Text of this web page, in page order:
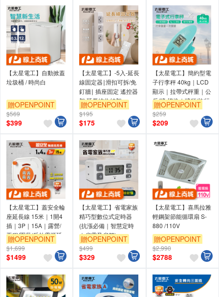
【太星電工】自動掀蓋
垃圾桶 / 時尚白
贈OPENPOINT
$569
$399
【太星電工】-5入-延長
線固定器∣滑扣可拆/免
釘牆∣ 插座固定 遙控器
架 延長線收納架
贈OPENPOINT
$195
$175
【太星電工】簡約型電
子行李秤 40kg｜LCD
顯示｜拉帶式秤重｜公
斤/磅 切換｜磅秤/旅行
秤/手提秤 DAL20
贈OPENPOINT
$259
$209
【太星電工】蓋安全輪
座延長線 15米｜1開4
插｜3P｜15A｜露營/
工程/園藝/戶外電源延
長
贈OPENPOINT
$1,699
$1499
【太星電工】省電家族
精巧型數位式定時器
(抗漲必備｜智慧定時
｜省電又省錢)
贈OPENPOINT
$499
$329
【太星電工】喜馬拉雅
輕鋼架節能循環扇 S-
880 /110V
贈OPENPOINT
$2,990
$2788